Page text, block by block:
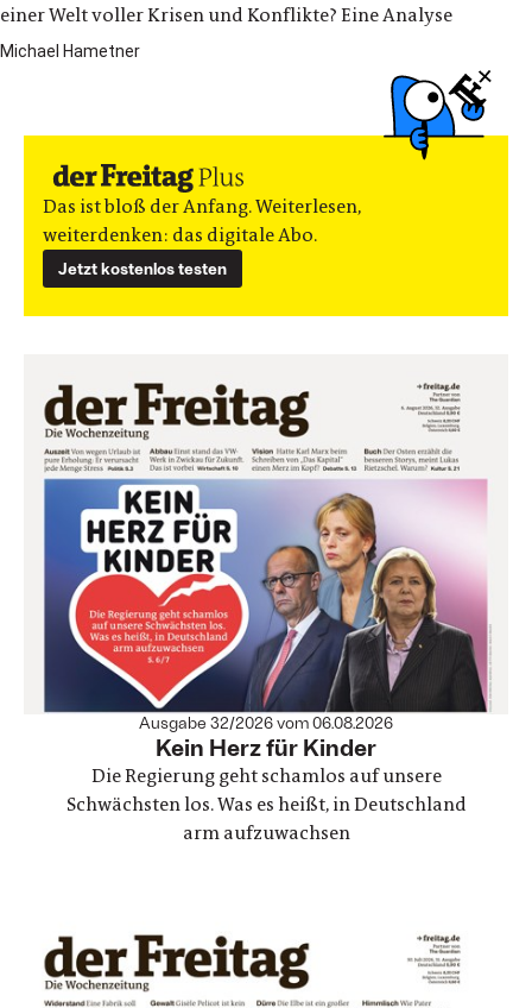
einer Welt voller Krisen und Konflikte? Eine Analyse
Michael Hametner
Das ist bloß der Anfang. Weiterlesen,
weiterdenken: das digitale Abo.
Jetzt kostenlos testen
Ausgabe 32/2026 vom 06.08.2026
Kein Herz für Kinder
Die Regierung geht schamlos auf unsere
Schwächsten los. Was es heißt, in Deutschland
arm aufzuwachsen